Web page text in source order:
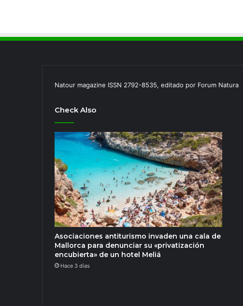
Natour magazine ISSN 2792-8535, editado por Forum Natura
Check Also
Asociaciones antiturismo invaden una cala de
Mallorca para denunciar su «privatización
encubierta» de un hotel Meliá
Hace 3 días